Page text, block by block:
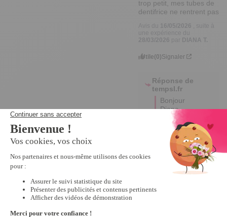
trop petit, mes tubes de
dentifrice ne rentrent pas
16/05/2026
une expérience du
28/03/2026
par DIANA T.
Utile(0)Signaler
Réponse de
tempsl.fr
Bonjour
Diana,
Nous vous
remercions
d'avoir
partagé
votre avis.
Nous
sommes